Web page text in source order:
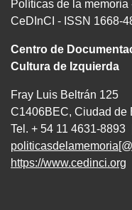
Políticas de la memoria
CeDInCI - ISSN 1668-
Centro de
Cultura de Izquierda
Fray Luis Beltrán 125
C1406BEC, Ciudad de
Tel. + 54 11 4631-8893 |
https://www.cedinci.org